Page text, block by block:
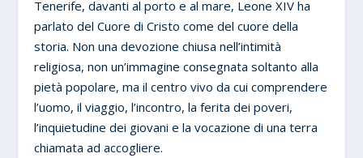
Tenerife, davanti al porto e al mare, Leone XIV ha
parlato del Cuore di Cristo come del cuore della
storia. Non una devozione chiusa nell’intimità
religiosa, non un’immagine consegnata soltanto alla
pietà popolare, ma il centro vivo da cui comprendere
l’uomo, il viaggio, l’incontro, la ferita dei poveri,
l’inquietudine dei giovani e la vocazione di una terra
chiamata ad accogliere.